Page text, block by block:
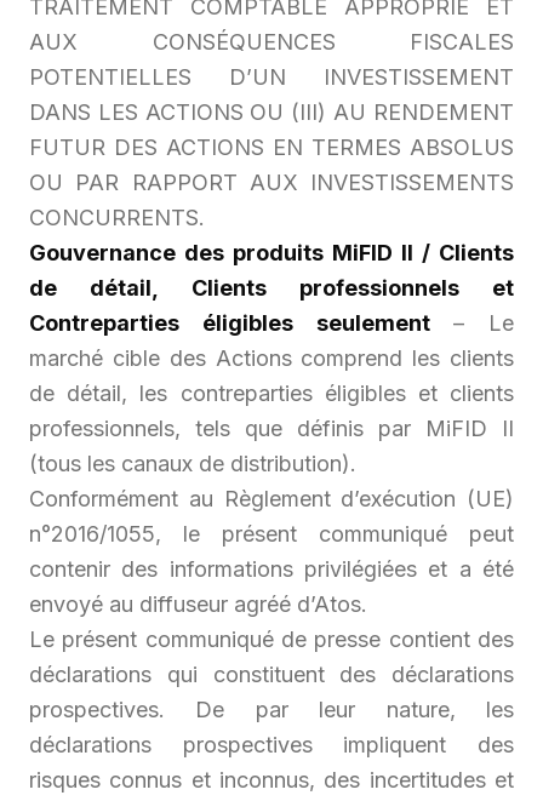
TRAITEMENT COMPTABLE APPROPRIÉ ET
AUX CONSÉQUENCES FISCALES
POTENTIELLES D’UN INVESTISSEMENT
DANS LES ACTIONS OU (III) AU RENDEMENT
FUTUR DES ACTIONS EN TERMES ABSOLUS
OU PAR RAPPORT AUX INVESTISSEMENTS
CONCURRENTS.
Gouvernance des produits MiFID II / Clients
de détail, Clients professionnels et
Contreparties éligibles seulement– Le
marché cible des Actions comprend les clients
de détail, les contreparties éligibles et clients
professionnels, tels que définis par MiFID II
(tous les canaux de distribution).
Conformément au Règlement d’exécution (UE)
n°2016/1055, le présent communiqué peut
contenir des informations privilégiées et a été
envoyé au diffuseur agréé d’Atos.
Le présent communiqué de presse contient des
déclarations qui constituent des déclarations
prospectives. De par leur nature, les
déclarations prospectives impliquent des
risques connus et inconnus, des incertitudes et